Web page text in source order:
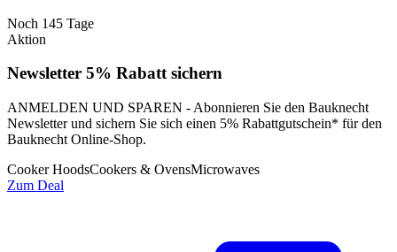
Noch 145 Tage
Aktion
Newsletter 5% Rabatt sichern
ANMELDEN UND SPAREN - Abonnieren Sie den Bauknecht
Newsletter und sichern Sie sich einen 5% Rabattgutschein* für den
Bauknecht Online-Shop.
Cooker HoodsCookers & OvensMicrowaves
Zum Deal